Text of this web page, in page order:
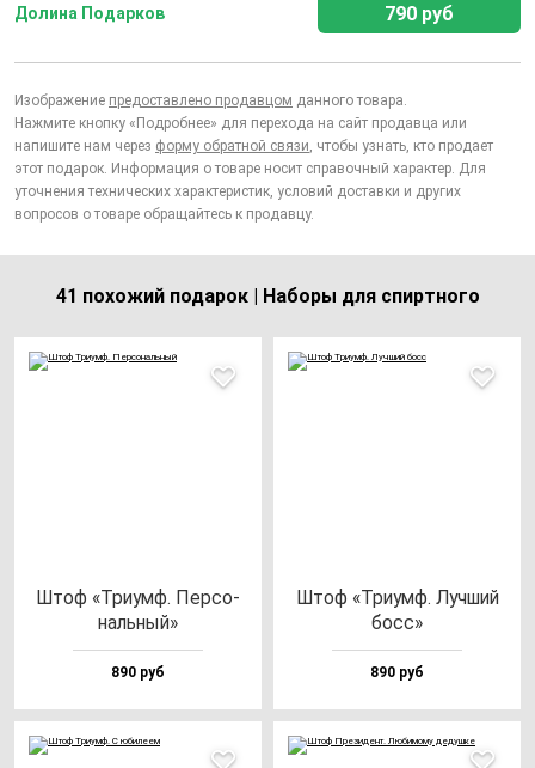
Долина Подарков 790 руб
Изображение предоставлено продавцом данного товара.
Нажмите кнопку «Подробнее» для перехода на сайт продавца или
напишите нам через форму обратной связи, чтобы узнать, кто продает
этот подарок. Информация о товаре носит справочный характер. Для
уточнения технических характеристик, условий доставки и других
вопросов о товаре обращайтесь к продавцу.
41 похожий подарок | Наборы для спиртного
Штоф «Три­умф. Пер­со­
наль­ный»
890 руб
Штоф «Три­умф. Луч­ший
босс»
890 руб